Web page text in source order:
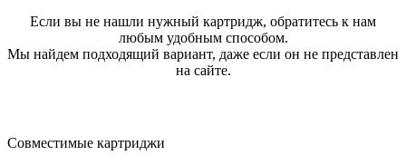
Если вы не нашли нужный картридж, обратитесь к нам
любым удобным способом.
Мы найдем подходящий вариант, даже если он не представлен
на сайте.
Совместимые картриджи